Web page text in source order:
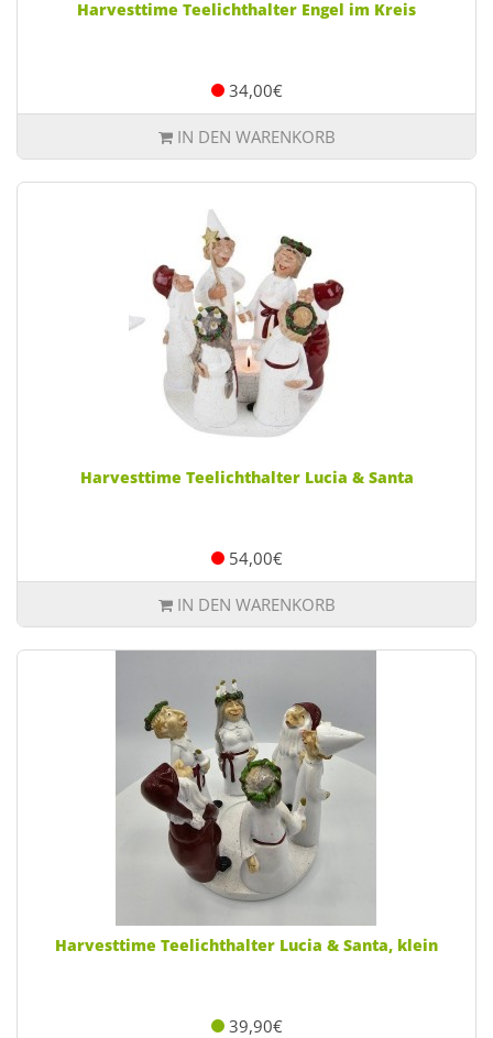
Harvesttime Teelichthalter Engel im Kreis
34,00€
IN DEN WARENKORB
Harvesttime Teelichthalter Lucia & Santa
54,00€
IN DEN WARENKORB
Harvesttime Teelichthalter Lucia & Santa, klein
39,90€